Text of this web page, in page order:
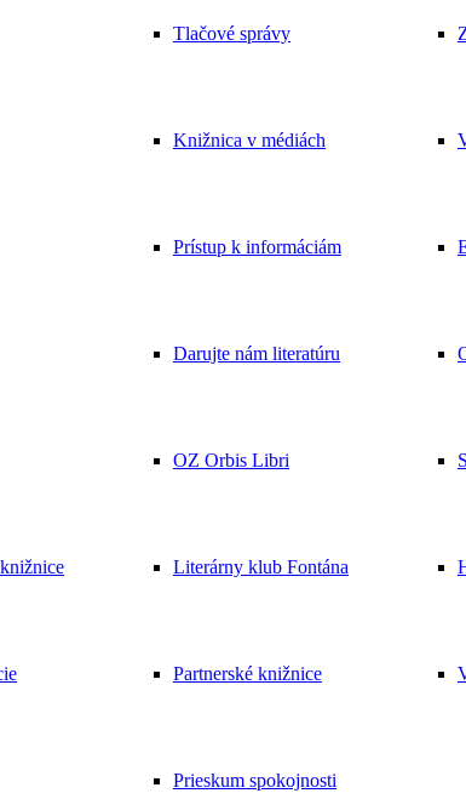
Tlačové správy
Knižnica v médiách
Prístup k informáciám
Darujte nám literatúru
OZ Orbis Libri
Literárny klub Fontána
Partnerské knižnice
Prieskum spokojnosti